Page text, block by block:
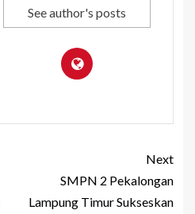
See author's posts
Next
SMPN 2 Pekalongan
Lampung Timur Sukseskan